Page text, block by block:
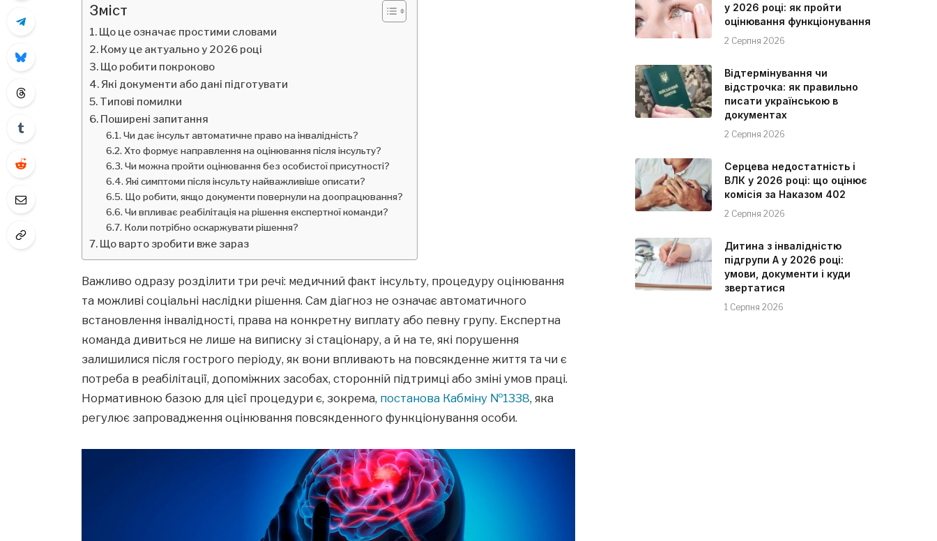
Зміст
Що це означає простими словами
Кому це актуально у 2026 році
Що робити покроково
Які документи або дані підготувати
Типові помилки
Поширені запитання
Чи дає інсульт автоматичне право на інвалідність?
Хто формує направлення на оцінювання після інсульту?
Чи можна пройти оцінювання без особистої присутності?
Які симптоми після інсульту найважливіше описати?
Що робити, якщо документи повернули на доопрацювання?
Чи впливає реабілітація на рішення експертної команди?
Коли потрібно оскаржувати рішення?
Що варто зробити вже зараз
Важливо одразу розділити три речі: медичний факт інсульту, процедуру оцінювання
та можливі соціальні наслідки рішення. Сам діагноз не означає автоматичного
встановлення інвалідності, права на конкретну виплату або певну групу. Експертна
команда дивиться не лише на виписку зі стаціонару, а й на те, які порушення
залишилися після гострого періоду, як вони впливають на повсякденне життя та чи є
потреба в реабілітації, допоміжних засобах, сторонній підтримці або зміні умов праці.
Нормативною базою для цієї процедури є, зокрема, постанова Кабміну №1338, яка
регулює запровадження оцінювання повсякденного функціонування особи.
у 2026 році: як пройти
оцінювання функціонування
2 Серпня 2026
Відтермінування чи
відстрочка: як правильно
писати українською в
документах
2 Серпня 2026
Серцева недостатність і
ВЛК у 2026 році: що оцінює
комісія за Наказом 402
2 Серпня 2026
Дитина з інвалідністю
підгрупи А у 2026 році:
умови, документи і куди
звертатися
1 Серпня 2026